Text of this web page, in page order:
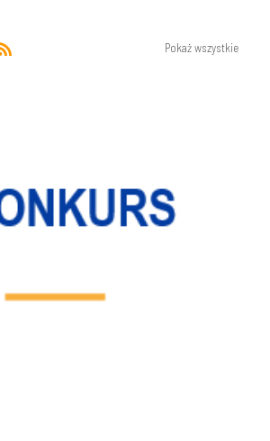
Pokaż wszystkie